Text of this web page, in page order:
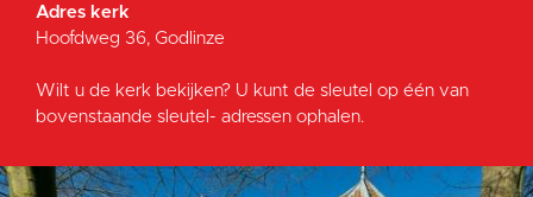
Adres kerk
Hoofdweg 36, Godlinze
Wilt u de kerk bekijken? U kunt de sleutel op één van
bovenstaande sleutel- adressen ophalen.